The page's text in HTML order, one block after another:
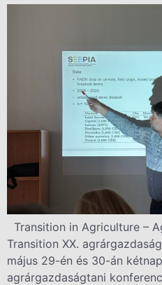
Transition in Agriculture –
Transition XX.
május 29-én és 30-án
agrárgazdaságtani